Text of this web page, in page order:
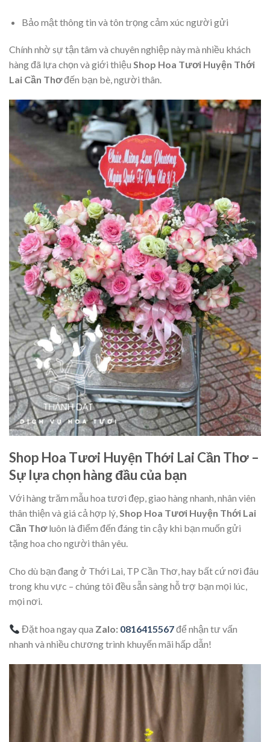
Bảo mật thông tin và tôn trọng cảm xúc người gửi
Chính nhờ sự tận tâm và chuyên nghiệp này mà nhiều khách
hàng đã lựa chọn và giới thiệu Shop Hoa Tươi Huyện Thới
Lai Cần Thơđến bạn bè, người thân.
Shop Hoa Tươi Huyện Thới Lai Cần Thơ –
Sự lựa chọn hàng đầu của bạn
Với hàng trăm mẫu hoa tươi đẹp, giao hàng nhanh, nhân viên
thân thiện và giá cả hợp lý,Shop Hoa Tươi Huyện Thới Lai
Cần Thơluôn là điểm đến đáng tin cậy khi bạn muốn gửi
tặng hoa cho người thân yêu.
Cho dù bạn đang ở Thới Lai, TP Cần Thơ, hay bất cứ nơi đâu
trong khu vực – chúng tôi đều sẵn sàng hỗ trợ bạn mọi lúc,
mọi nơi.
Đặt hoa ngay qua Zalo: 0816415567để nhận tư vấn
nhanh và nhiều chương trình khuyến mãi hấp dẫn!